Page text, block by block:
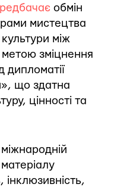
обмін
мистецтва
між
зміцнення
дипломатії
що здатна
цінності та
матеріалу
інклюзивність,